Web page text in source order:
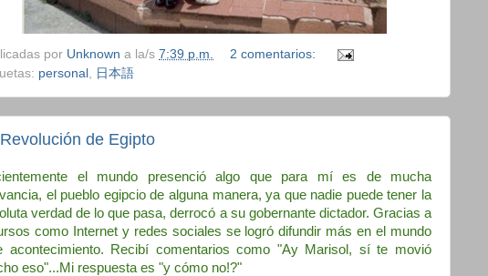
por Unknown a la/s 7:39 p.m.
2 comentarios:
personal 日本語
de Egipto
el mundo presenció algo que para mí es de mucha
el pueblo egipcio de alguna manera, ya que nadie puede tener la
verdad de lo que pasa, derrocó a su gobernante dictador. Gracias a
como Internet y redes sociales se logró difundir más en el mundo
acontecimiento. Recibí comentarios como "Ay Marisol, sí te movió
eso"...Mi respuesta es "y cómo no!?"